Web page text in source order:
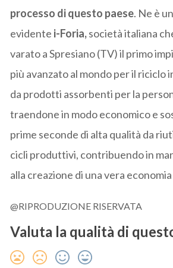
processo di questo paese. Ne è
evidente i-Foria,società italiana
varato a Spresiano (TV) il primo
più avanzato al mondo per il
da prodotti assorbenti per la
traendone in modo economico e
prime seconde di alta qualità da
cicli produttivi, contribuendo in
alla creazione di una vera
@RIPRODUZIONE RISERVATA
Valuta la qualità di